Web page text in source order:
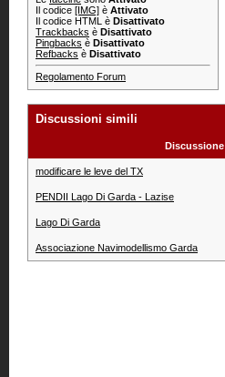
Il codice [IMG] è Attivato
Il codice HTML è Disattivato
Trackbacks è Disattivato
Pingbacks è Disattivato
Refbacks è Disattivato
Regolamento Forum
Discussioni simili
Discussione
modificare le leve del TX
PENDII Lago Di Garda - Lazise
Lago Di Garda
Associazione Navimodellismo Garda